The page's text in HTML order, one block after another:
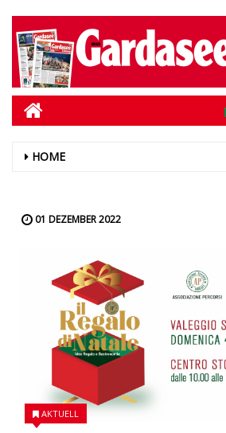
HOME
01 DEZEMBER 2022
AKTUELL